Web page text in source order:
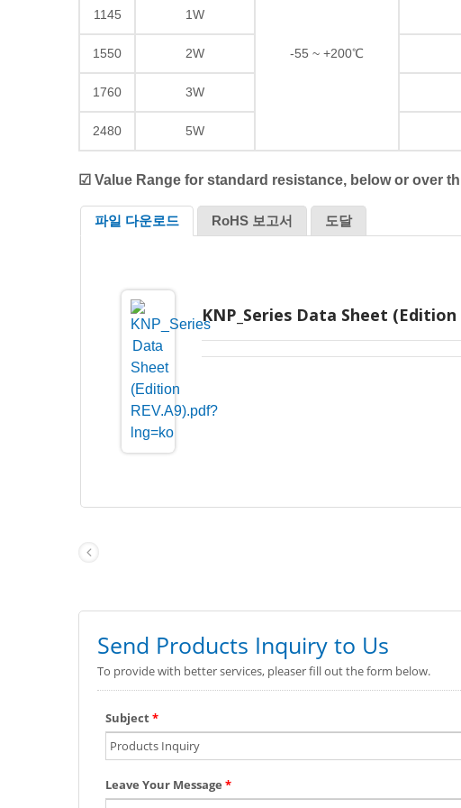
-55 ~ +200℃
1145 1W
1550 2W
1760 3W
2480 5W
☑ Value Range for standard resistance, below or over
파일 다운로드 RoHS 보고서 도달
KNP_Series Data Sheet (Edition